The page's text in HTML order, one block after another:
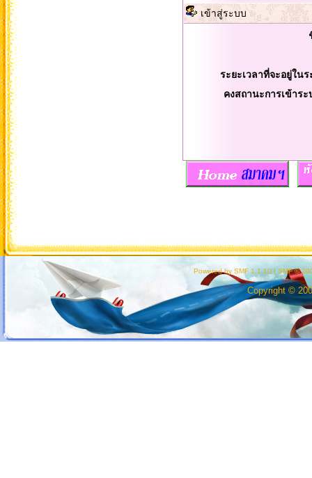
เข้าสู่ระบบ
ระยะเวลาที่จะอยู่ใน
คงสถานะการเข้าร
Powered by SMF 1.1.10 | SMF ©
Copyright ©